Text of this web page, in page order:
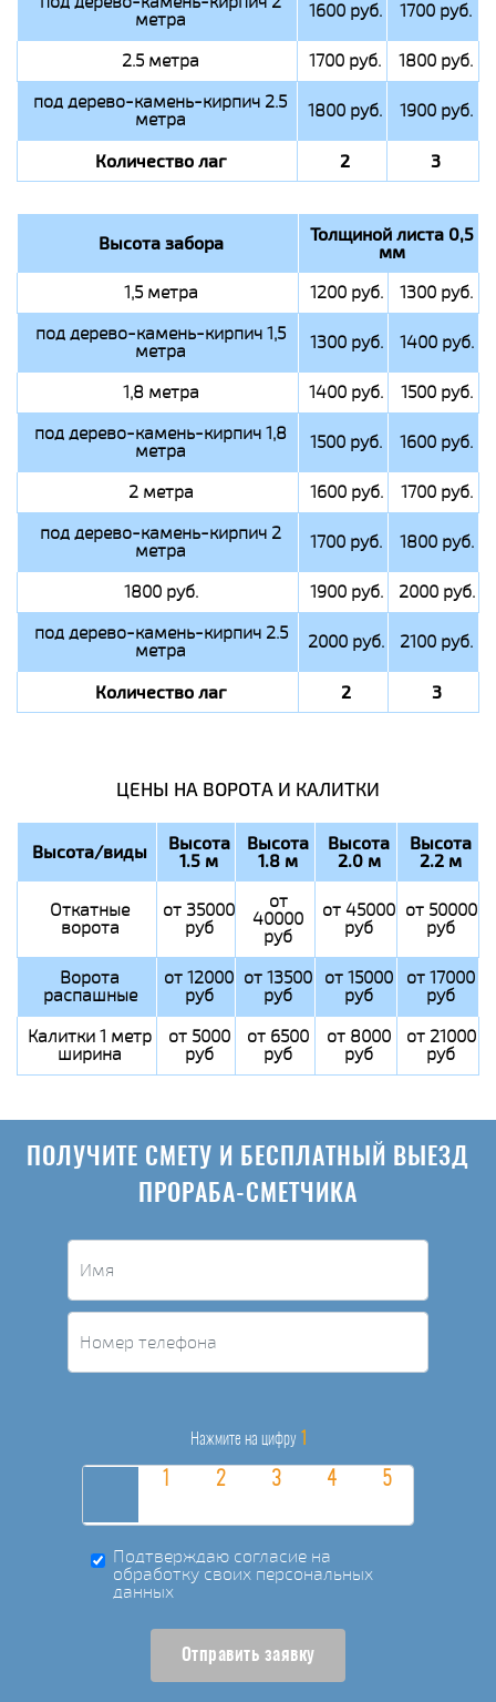
метра 1600 руб. 1700 руб.
2.5 метра 1700 руб.
1800 руб.
под дерево-камень-кирпич 2.5
метра 1800 руб. 1900 руб.
Количество лаг 2 3
Высота забора Толщиной листа 0,5
мм
1,5 метра 1200 руб.
1300 руб.
под дерево-камень-кирпич 1,5
метра 1300 руб. 1400 руб.
1,8 метра 1400 руб.
1500 руб.
под дерево-камень-кирпич 1,8
метра 1500 руб. 1600 руб.
2 метра 1600 руб.
1700 руб.
под дерево-камень-кирпич 2
метра 1700 руб. 1800 руб.
1800 руб. 1900 руб.
2000 руб.
под дерево-камень-кирпич 2.5
метра 2000 руб. 2100 руб.
Количество лаг 2 3
ЦЕНЫ НА ВОРОТА И КАЛИТКИ
Высота/виды Высота
1.5 м
Высота
1.8 м
Высота
2.0 м
Высота
2.2 м
Откатные
ворота
от 35000
руб
от
40000
руб
от 45000
руб
от 50000
руб
Ворота
распашные
от 12000
руб
от 13500
руб
от 15000
руб
от 17000
руб
Калитки 1 метр
ширина
от 5000
руб
от 6500
руб
от 8000
руб
от 21000
руб
ПОЛУЧИТЕ СМЕТУ И БЕСПЛАТНЫЙ ВЫЕЗД
ПРОРАБА-СМЕТЧИКА
Нажмите на цифру 1
Подтверждаю согласие на
обработку своих персональных
данных
Отправить заявку